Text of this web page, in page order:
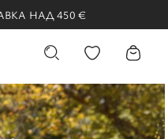
НАД 450 €